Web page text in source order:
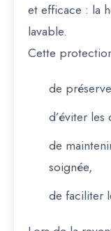
et efficace : la
lavable.
Cette
de
d’éviter
de
soignée,
de faciliter